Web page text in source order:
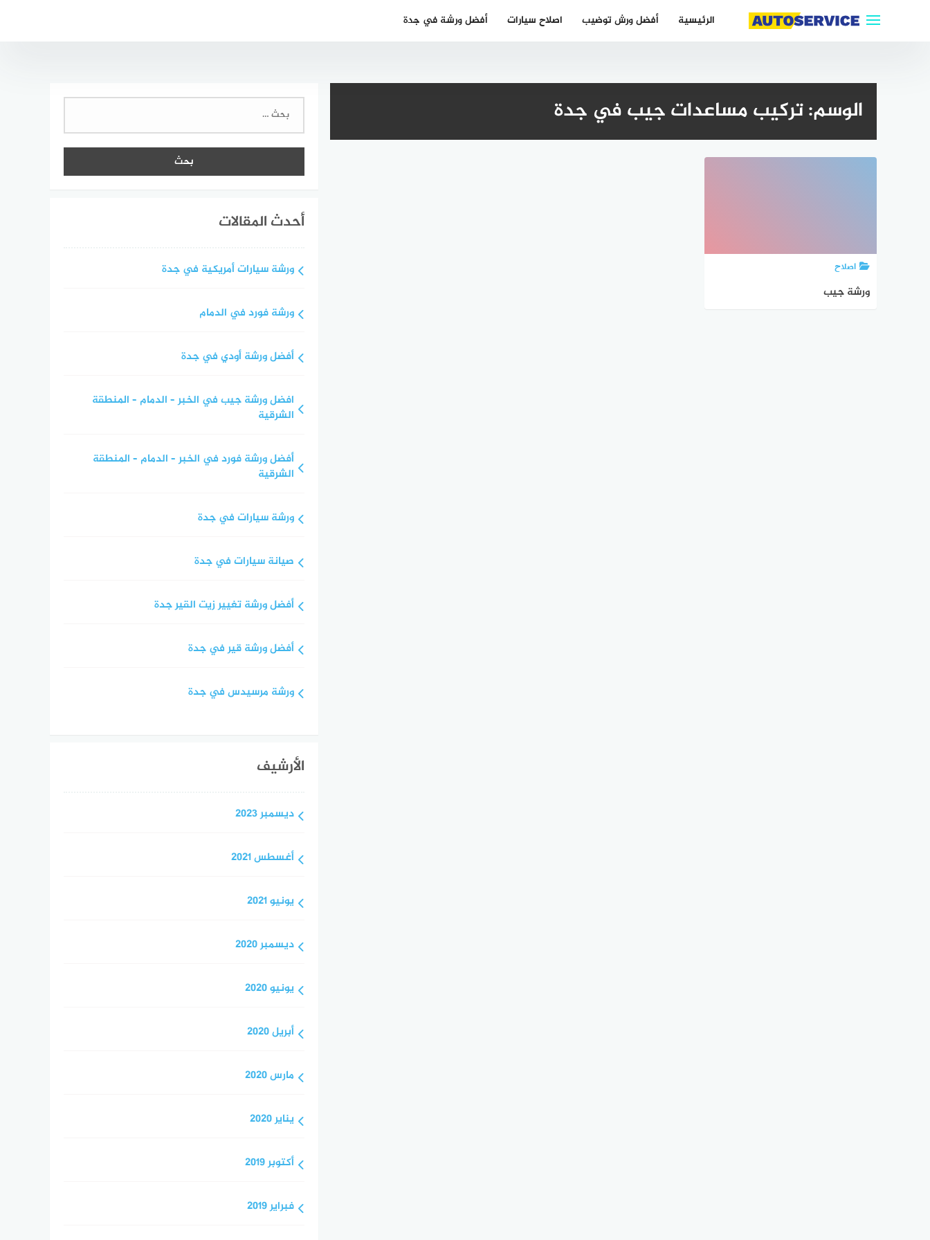
الرئيسية أفضل ورش توضيب اصلاح سيارات أفضل ورشة في جدة
الوسم:تركيب مساعدات جيب في جدة
اصلاح
ورشة جيب
عن:
أحدث المقالات
ورشة سيارات أمريكية في جدة
ورشة فورد في الدمام
أفضل ورشة أودي في جدة
افضل ورشة جيب في الخبر – الدمام – المنطقة
الشرقية
أفضل ورشة فورد في الخبر – الدمام – المنطقة
الشرقية
ورشة سيارات في جدة
صيانة سيارات في جدة
أفضل ورشة تغيير زيت القير جدة
أفضل ورشة قير في جدة
ورشة مرسيدس في جدة
الأرشيف
ديسمبر 2023
أغسطس 2021
يونيو 2021
ديسمبر 2020
يونيو 2020
أبريل 2020
مارس 2020
يناير 2020
أكتوبر 2019
فبراير 2019